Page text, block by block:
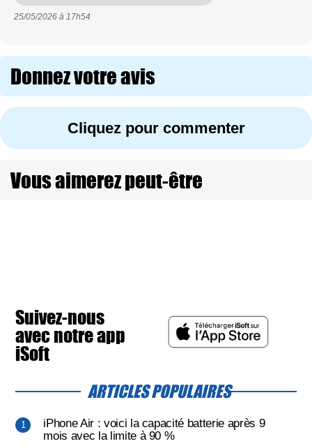
25/05/2026 à 17h54
Donnez votre avis
Cliquez pour commenter
Vous aimerez peut-être
Suivez-nous
avec notre app
iSoft
ARTICLES POPULAIRES
iPhone Air : voici la capacité batterie après 9
mois avec la limite à 90 %